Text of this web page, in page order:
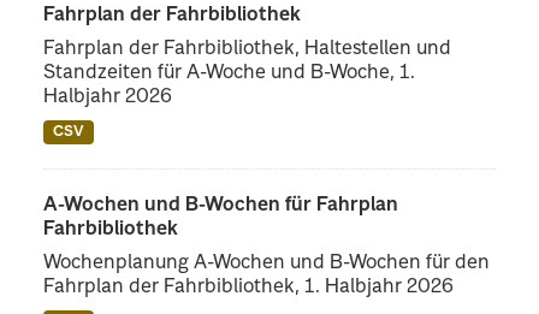
Fahrplan der Fahrbibliothek
Fahrplan der Fahrbibliothek, Haltestellen und
Standzeiten für A-Woche und B-Woche, 1.
Halbjahr 2026
CSV
A-Wochen und B-Wochen für Fahrplan
Fahrbibliothek
Wochenplanung A-Wochen und B-Wochen für den
Fahrplan der Fahrbibliothek, 1. Halbjahr 2026